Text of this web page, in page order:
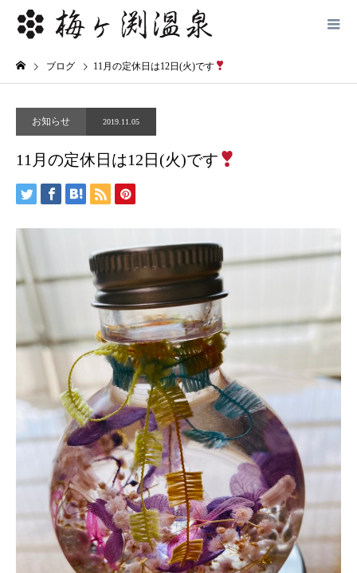
ブログ 11月の定休日は12日(火)です
お知らせ 2019.11.05
11月の定休日は12日(火)です